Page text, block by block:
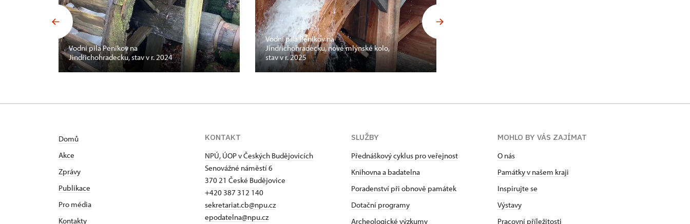
Vodní pila Penikov na
Jindřichohradecku, stav v r. 2024
Vodní pila Penikov na
Jindřichohradecku, nové mlýnské kolo,
stav v r. 2025
Domů
Akce
Zprávy
Publikace
Pro média
Kontakty
KONTAKT
NPÚ, ÚOP v Českých Budějovicích
Senovážné náměstí 6
370 21 České Budějovice
+420 387 312 140
sekretariat.cb@npu.cz
epodatelna@npu.cz
SLUŽBY
Přednáškový cyklus pro veřejnost
Knihovna a badatelna
Poradenství při obnově památek
Dotační programy
Archeologické výzkumy
MOHLO BY VÁS ZAJÍMAT
O nás
Památky v našem kraji
Inspirujte se
Výstavy
Pracovní příležitosti